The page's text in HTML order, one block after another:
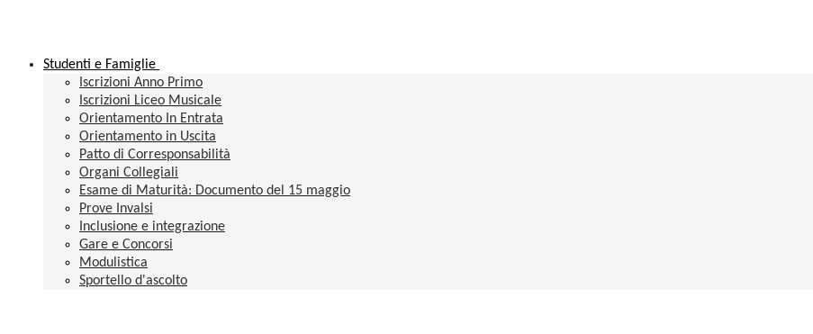
Studenti e Famiglie
Iscrizioni Anno Primo
Iscrizioni Liceo Musicale
Orientamento In Entrata
Orientamento in Uscita
Patto di Corresponsabilità
Organi Collegiali
Esame di Maturità: Documento del 15 maggio
Prove Invalsi
Inclusione e integrazione
Gare e Concorsi
Modulistica
Sportello d'ascolto